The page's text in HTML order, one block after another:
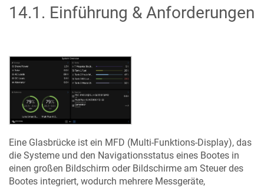
14.1 . Einführung & Anforderungen
Eine Glasbrücke ist ein MFD (Multi-Funktions-Display), das
die Systeme und den Navigationsstatus eines Bootes in
einen großen Bildschirm oder Bildschirme am Steuer des
Bootes integriert, wodurch mehrere Messgeräte,